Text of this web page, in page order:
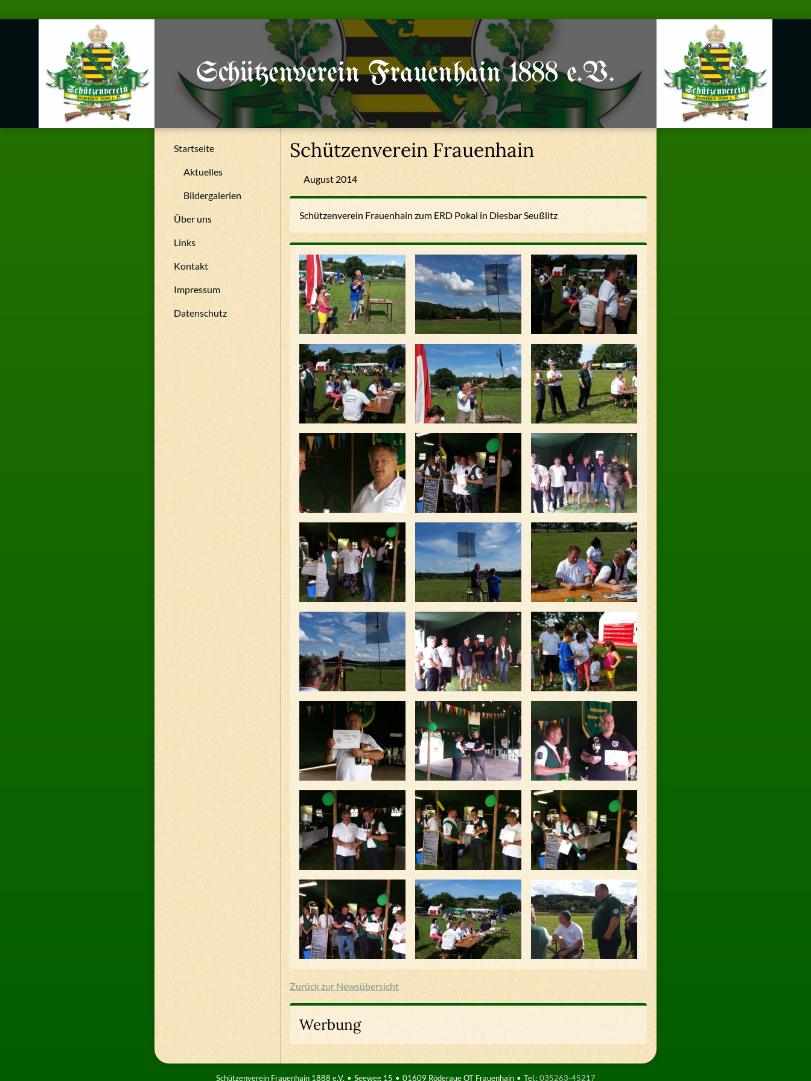
Schützenverein Frauenhain 1888 e.V.
Schützenverein Frauenhain
August 2014
Schützenverein Frauenhain zum ERD Pokal in Diesbar Seußlitz
Zurück zur Newsübersicht
Werbung
Startseite
Aktuelles
Bildergalerien
Über uns
Links
Kontakt
Impressum
Datenschutz
Schützenverein Frauenhain 1888 e.V. Seeweg 15 01609 Röderaue OT Frauenhain Tel.:035263-45217